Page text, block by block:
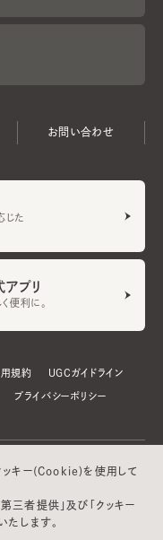
お問い合わせ
じた
プリ
便利に。
用規約 UGCガイドライン
プライバシーポリシー
ッキー(Cookie)を使用して
三者提供」及び「クッキー
たします。